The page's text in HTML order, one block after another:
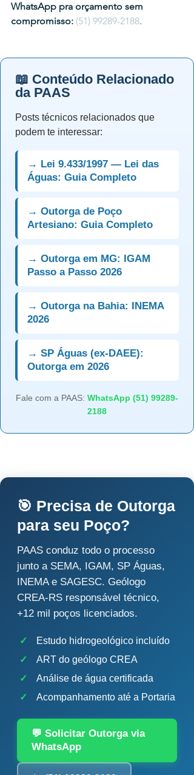
WhatsApp pra orçamento sem
compromisso: (51) 99289-2188.
📖 Conteúdo Relacionado
da PAAS
Posts técnicos relacionados que
podem te interessar:
→ Lei 9.433/1997 — Lei das
Águas: Guia Completo
→ Outorga de Poço
Artesiano: Guia Completo
→ Outorga em MG: IGAM
Passo a Passo 2026
→ Outorga na Bahia: INEMA
2026
→ SP Águas (ex-DAEE):
Outorga em 2026
Fale com a PAAS: WhatsApp (51) 99289-
2188
🎯 Precisa de Outorga
para seu Poço?
PAAS conduz todo o processo
junto a SEMA, IGAM, SP Águas,
INEMA e SAGESC. Geólogo
CREA-RS responsável técnico,
+12 mil poços licenciados.
✓
Estudo hidrogeológico incluído
✓
ART do geólogo CREA
✓
Análise de água certificada
✓
Acompanhamento até a Portaria
💬 Solicitar Outorga via
WhatsApp